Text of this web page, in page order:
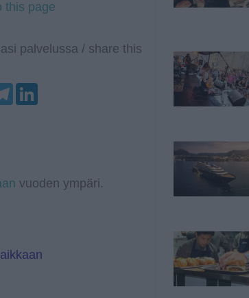
this page
palvelussa / share this
T
vuoden ympäri.